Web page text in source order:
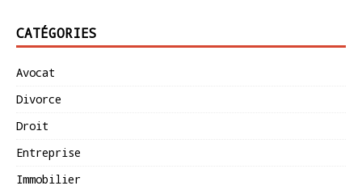
CATÉGORIES
Avocat
Divorce
Droit
Entreprise
Immobilier